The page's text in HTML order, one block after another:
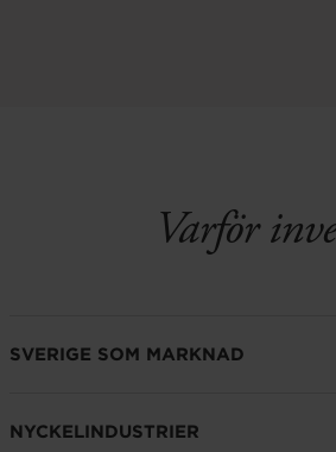
Varför
SVERIGE SOM MARKNAD
NYCKELINDUSTRIER